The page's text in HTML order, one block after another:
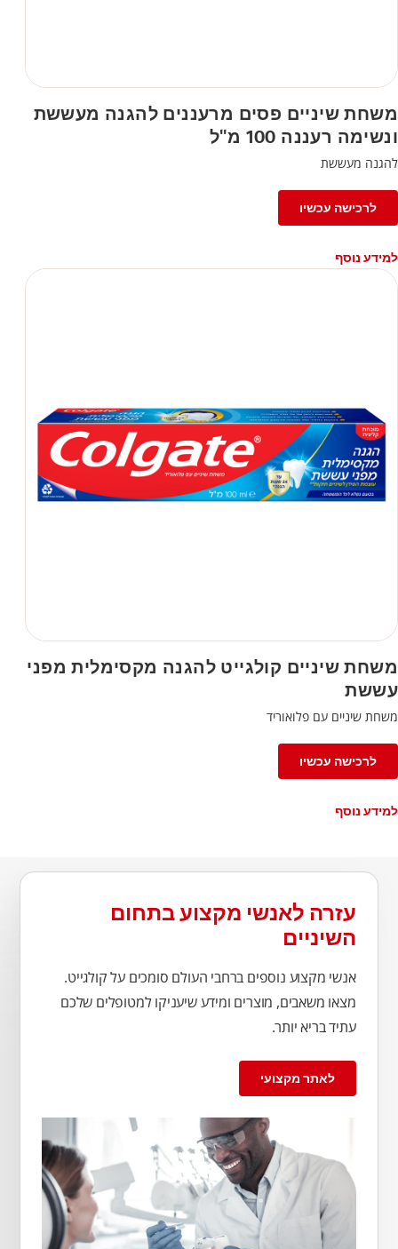
משחת שיניים פסים מרעננים להגנה מעששת
ונשימה רעננה 100 מ"ל
להגנה מעששת
לרכישה עכשיו
למידע נוסף
משחת שיניים קולגייט להגנה מקסימלית מפני
עששת
משחת שיניים עם פלואוריד
לרכישה עכשיו
למידע נוסף
עזרה לאנשי מקצוע בתחום
השיניים
אנשי מקצוע נוספים ברחבי העולם סומכים על קולגייט.
מצאו משאבים, מוצרים ומידע שיעניקו למטופלים שלכם
עתיד בריא יותר.
לאתר מקצועי